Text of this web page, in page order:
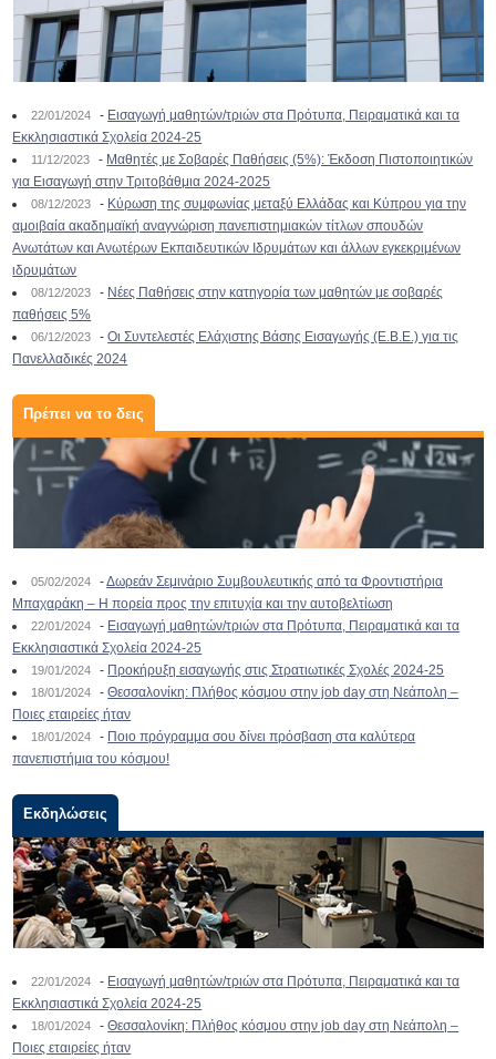
22/01/2024 - Εισαγωγή μαθητών/τριών στα Πρότυπα, Πειραματικά και τα
Εκκλησιαστικά Σχολεία 2024-25
11/12/2023 - Μαθητές με Σοβαρές Παθήσεις (5%): Έκδοση Πιστοποιητικών
για Εισαγωγή στην Τριτοβάθμια 2024-2025
08/12/2023 - Κύρωση της συμφωνίας μεταξύ Ελλάδας και Κύπρου για την
αμοιβαία ακαδημαϊκή αναγνώριση πανεπιστημιακών τίτλων σπουδών
Ανωτάτων και Ανωτέρων Εκπαιδευτικών Ιδρυμάτων και άλλων εγκεκριμένων
ιδρυμάτων
08/12/2023 - Νέες Παθήσεις στην κατηγορία των μαθητών με σοβαρές
παθήσεις 5%
06/12/2023 -Οι Συντελεστές Ελάχιστης Βάσης Εισαγωγής (Ε.Β.Ε.) για τις
Πανελλαδικές 2024
Πρέπει να το δεις
05/02/2024 -Δωρεάν Σεμινάριο Συμβουλευτικής από τα Φροντιστήρια
Μπαχαράκη – Η πορεία προς την επιτυχία και την αυτοβελτίωση
22/01/2024 - Εισαγωγή μαθητών/τριών στα Πρότυπα, Πειραματικά και τα
Εκκλησιαστικά Σχολεία 2024-25
19/01/2024 - Προκήρυξη εισαγωγής στις Στρατιωτικές Σχολές 2024-25
18/01/2024 -Θεσσαλονίκη: Πλήθος κόσμου στην job day στη Νεάπολη –
Ποιες εταιρείες ήταν
18/01/2024 - Ποιο πρόγραμμα σου δίνει πρόσβαση στα καλύτερα
πανεπιστήμια του κόσμου!
Εκδηλώσεις
22/01/2024 - Εισαγωγή μαθητών/τριών στα Πρότυπα, Πειραματικά και τα
Εκκλησιαστικά Σχολεία 2024-25
18/01/2024 -Θεσσαλονίκη: Πλήθος κόσμου στην job day στη Νεάπολη –
Ποιες εταιρείες ήταν